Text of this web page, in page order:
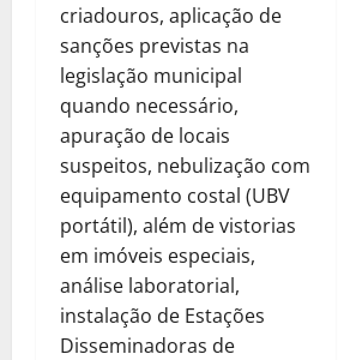
criadouros, aplicação de
sanções previstas na
legislação municipal
quando necessário,
apuração de locais
suspeitos, nebulização com
equipamento costal (UBV
portátil), além de vistorias
em imóveis especiais,
análise laboratorial,
instalação de Estações
Disseminadoras de